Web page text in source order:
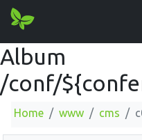
Album
/conf/
Home www cms